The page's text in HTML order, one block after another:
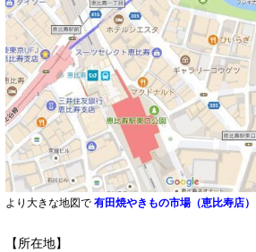
より大きな地図で 有田焼やきもの市場（恵比寿店）
【所在地】